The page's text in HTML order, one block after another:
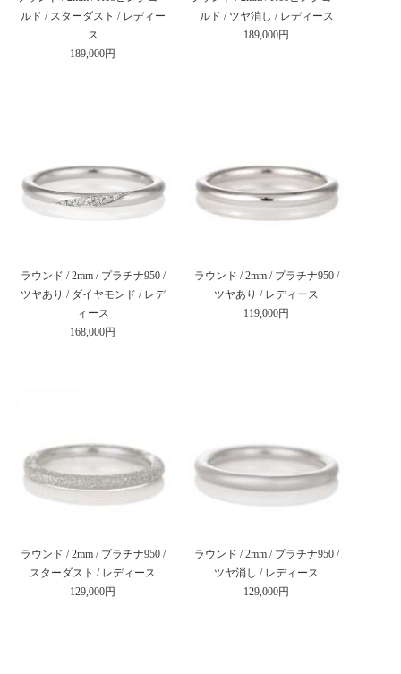
ルド / スターダスト / レディー
ス
189,000円
ルド / ツヤ消し / レディース
189,000円
ラウンド / 2mm / プラチナ950 /
ツヤあり / ダイヤモンド / レデ
ィース
168,000円
ラウンド / 2mm / プラチナ950 /
ツヤあり / レディース
119,000円
ラウンド / 2mm / プラチナ950 /
スターダスト / レディース
129,000円
ラウンド / 2mm / プラチナ950 /
ツヤ消し / レディース
129,000円